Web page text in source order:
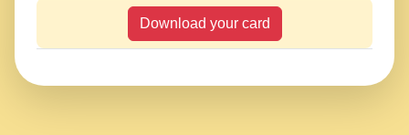
Download your card